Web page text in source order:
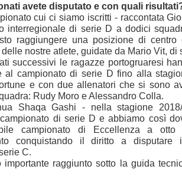
avete disputato e con quali
cui ci siamo iscritti - raccontata
interregionale di serie D a dodici
raggiungere una posizione di centro
delle nostre atlete, guidate da Mario Vit, di
successivi le ragazze portogruaresi
al campionato di serie D fino alla
e con due allenatori che si sono
Rudy Moro e Alessandro Colla.
Shaqa Gashi - nella stagione
di serie D e abbiamo così
campionato di Eccellenza a otto
conquistando il diritto a disputare
C.
importante raggiunto sotto la guida